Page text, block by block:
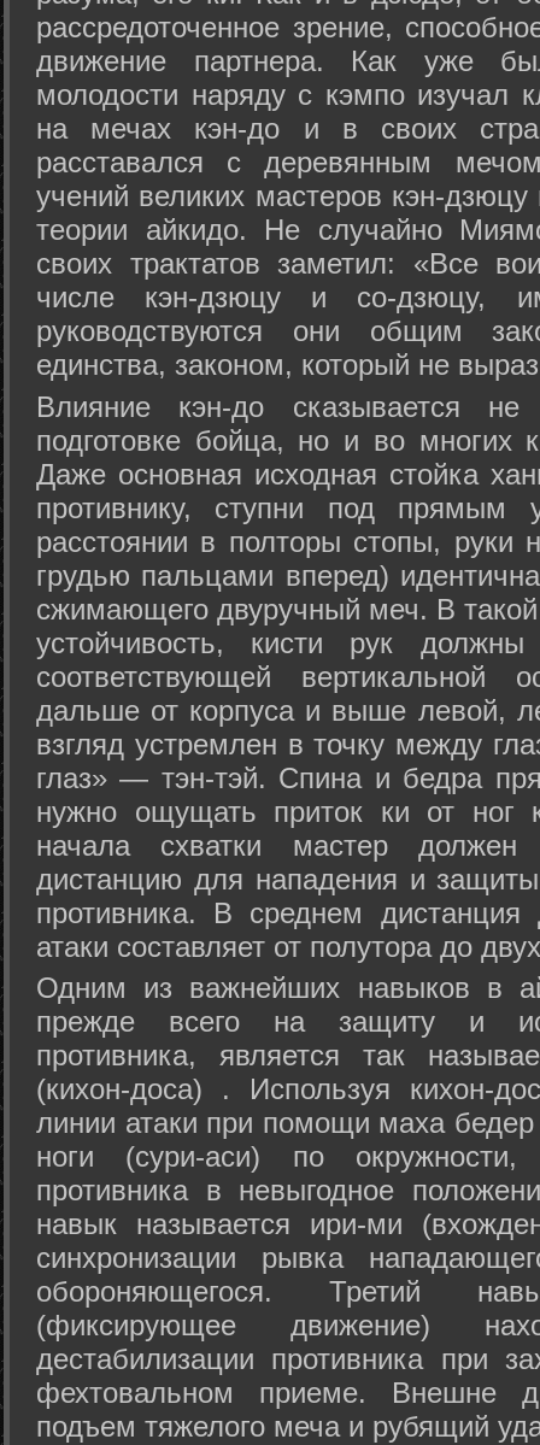
рассредоточенное зрение,
движение партнера. Как уже
молодости наряду с кэмпо изучал
на мечах кэн-до и в своих
расставался с деревянным
учений великих мастеров кэн-
теории айкидо. Не случайно
своих трактатов заметил: «Все
числе кэн-дзюцу и со-дзюцу,
руководствуются они общим
единства, законом, который не
Влияние кэн-до сказывается не
подготовке бойца, но и во многих
Даже основная исходная стойка
противнику, ступни под прямым
расстоянии в полторы стопы, руки
грудью пальцами вперед)
сжимающего двуручный меч. В
устойчивость, кисти рук
соответствующей
дальше от корпуса и выше левой,
взгляд устремлен в точку между
глаз» — тэн-тэй. Спина и бедра
нужно ощущать приток ки от
начала схватки мастер должен
дистанцию для нападения и
противника. В среднем
атаки составляет от полутора до
Одним из важнейших навыков в
прежде всего на защиту и
противника, является так
(кихон-доса) . Используя кихон-
линии атаки при помощи маха
ноги (сури-аси) по
противника в невыгодное
навык называется ири-ми
синхронизации рывка
обороняющегося. Третий
(фиксирующее движение)
дестабилизации противника при
фехтовальном приеме. Внешне
подъем тяжелого меча и рубящий